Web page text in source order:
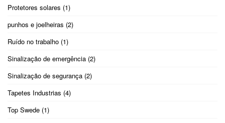
Protetores solares (1)
punhos e joelheiras (2)
Ruído no trabalho (1)
Sinalização de emergência (2)
Sinalização de segurança (2)
Tapetes Industrias (4)
Top Swede (1)